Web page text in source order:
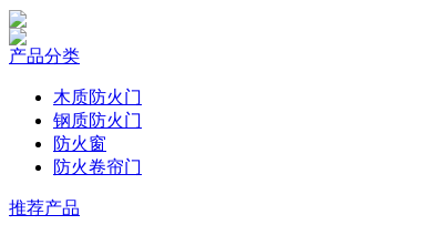
产品分类
木质防火门
钢质防火门
防火窗
防火卷帘门
推荐产品